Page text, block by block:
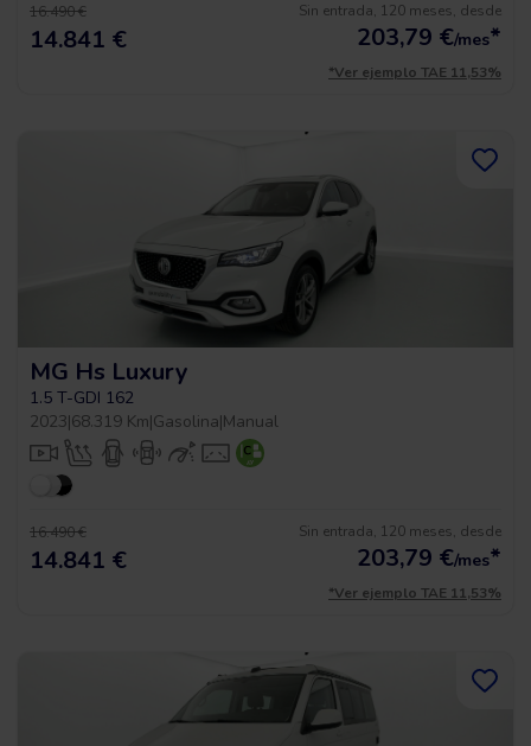
16.490 €
14.841 €
Sin entrada, 120 meses, desde
203,79 €/mes*
*Ver ejemplo TAE 11,53%
MG Hs Luxury
1.5 T-GDI 162
2023|68.319 Km|Gasolina|Manual
16.490 €
14.841 €
Sin entrada, 120 meses, desde
203,79 €/mes*
*Ver ejemplo TAE 11,53%